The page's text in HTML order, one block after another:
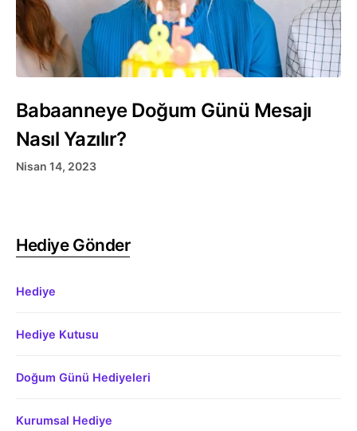
Babaanneye Doğum Günü Mesajı
Nasıl Yazılır?
Nisan 14, 2023
Hediye Gönder
Hediye
Hediye Kutusu
Doğum Günü Hediyeleri
Kurumsal Hediye